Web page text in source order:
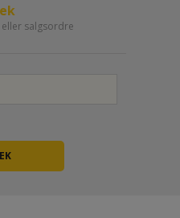
salgsordre